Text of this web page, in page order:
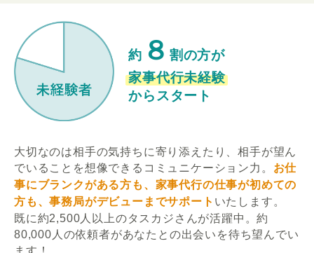
約 ８ 割の方が
家事代行未経験
からスタート
大切なのは相手の気持ちに寄り添えたり、相手が望ん
でいることを想像できるコミュニケーション力。 お仕
事にブランクがある方も、家事代行の仕事が初めての
方も、事務局がデビューまでサポート いたします。
既に約2,500人以上のタスカジさんが活躍中。約
80,000人の依頼者があなたとの出会いを待ち望んでい